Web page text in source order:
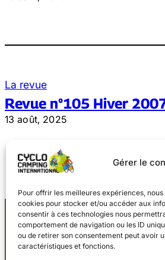
Gérer le
Pour offrir les meilleures expériences,
cookies pour stocker et/ou accéder aux
consentir à ces technologies nous
comportement de navigation ou les ID
ou de retirer son consentement peut avoir
caractéristiques et fonctions.
La revue
Revue n°105 Hiver
13 août, 2025